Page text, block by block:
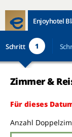
Enjoyhotel
Schritt 1
Zimmer &
Für dieses
Anzahl